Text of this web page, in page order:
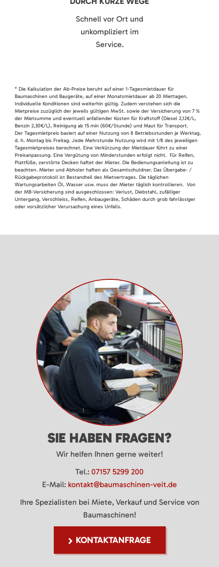
Schnell vor Ort und
unkompliziert im
Service.
* Die Kalkulation der Ab-Preise beruht auf einer 1-Tagesmietdauer für
Baumaschinen und Baugeräte, auf einer Monatsmietdauer ab 20 Miettagen.
Individuelle Konditionen sind weiterhin gültig. Zudem verstehen sich die
Mietpreise zuzüglich der jeweils gültigen MwSt. sowie der Versicherung von 7 %
der Mietsumme und eventuell anfallender Kosten für Kraftstoff (Diesel 2,12€/L,
Benzin 2,30€/L), Reinigung ab 15 min (60€/Stunde) und Maut für Transport.
Der Tagesmietpreis basiert auf einer Nutzung von 8 Betriebsstunden je Werktag,
d. h. Montag bis Freitag. Jede Mehrstunde Nutzung wird mit 1/8 des jeweiligen
Tagesmietpreises berechnet. Eine Verkürzung der Mietdauer führt zu einer
Preisanpassung. Eine Vergütung von Minderstunden erfolgt nicht. Für Reifen,
Plattfüße, zerstörte Decken haftet der Mieter. Die Bedienungsanleitung ist zu
beachten. Mieter und Abholer haften als Gesamtschuldner. Das Übergabe- /
Rückgabeprotokoll ist Bestandteil des Mietvertrages. Die täglichen
Wartungsarbeiten Öl, Wasser usw. muss der Mieter täglich kontrollieren. Von
der MB-Versicherung sind ausgeschlossen: Verlust, Diebstahl, zufälliger
Untergang, Verschleiss, Reifen, Anbaugeräte, Schäden durch grob fahrlässiger
oder vorsätzlicher Verursachung eines Unfalls.
SIE HABEN FRAGEN?
Wir helfen Ihnen gerne weiter!
Tel.: 07157 5299 200
E-Mail: kontakt@baumaschinen-veit.de
Ihre Spezialisten bei Miete, Verkauf und Service von
Baumaschinen!
KONTAKTANFRAGE